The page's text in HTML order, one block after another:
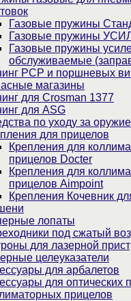
Газовые пружины
Газовые пружины
Газовые пружины
обслуживаемые
PCP и поршневых
магазины
для Crosman 1377
для ASG
по уходу за
для прицелов
Крепления для
прицелов Docter
Крепления для
прицелов Aimpoint
Крепления Кочевник
лопаты
под сжатый
для лазерной
целеуказатели
для арбалетов
для оптических
прицелов